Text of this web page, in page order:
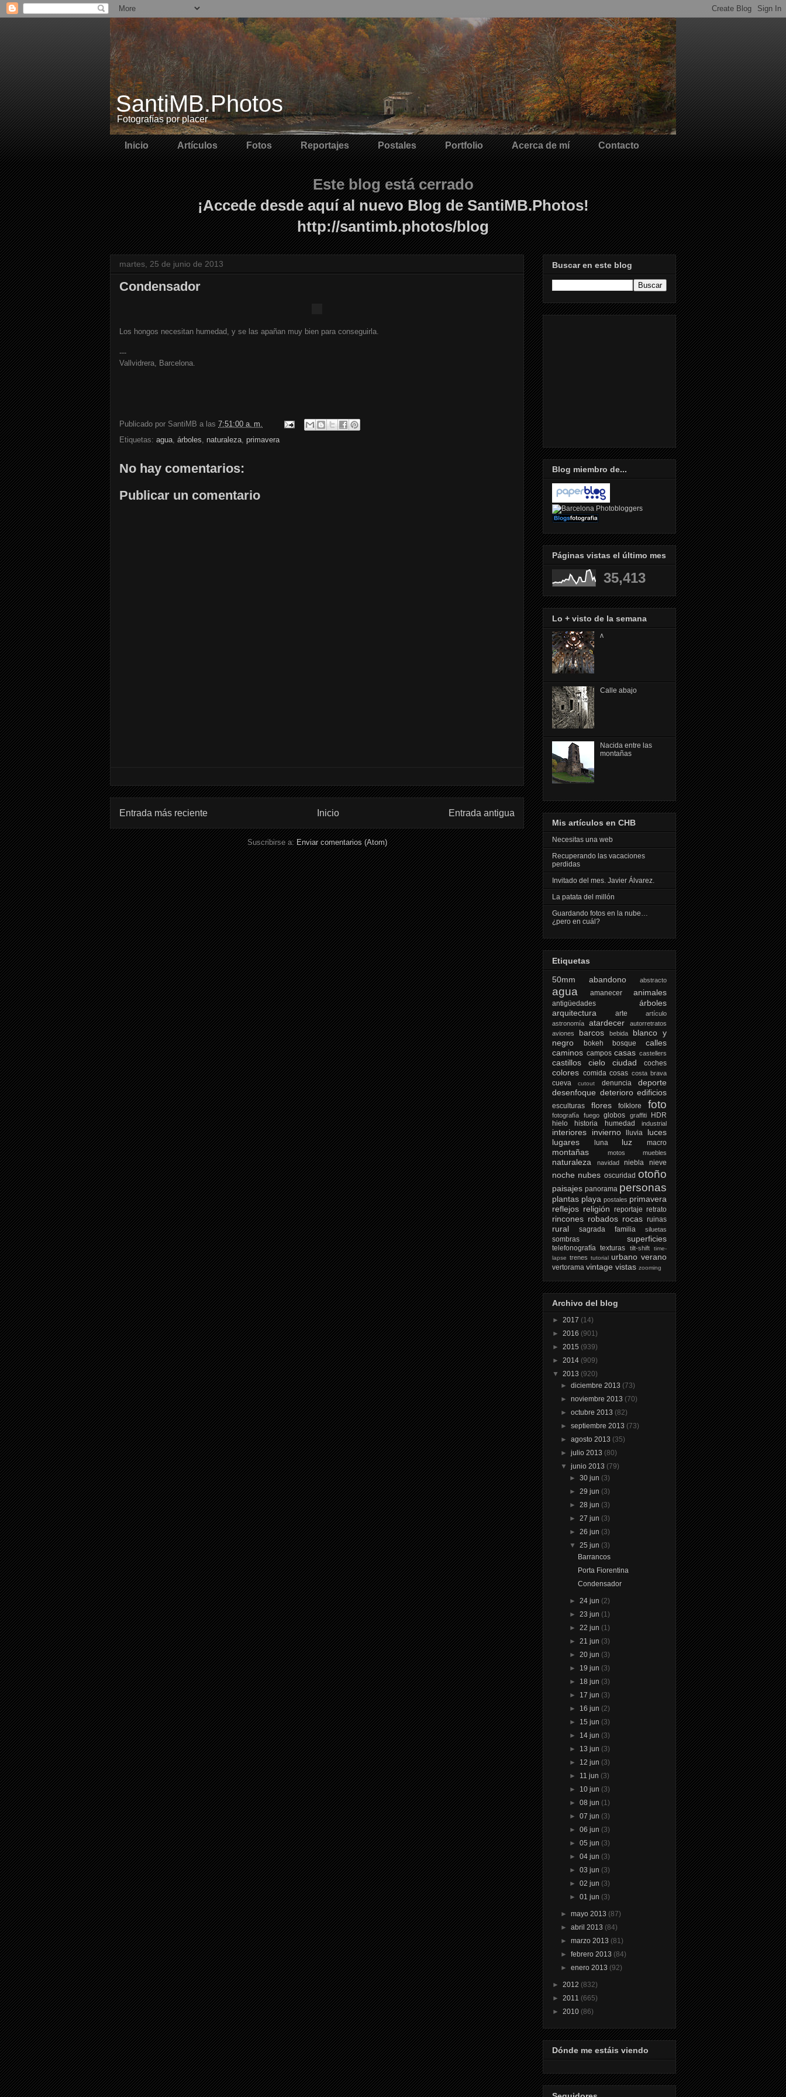
SantiMB.Photos
Fotografías por placer
Inicio Artículos Fotos Reportajes Postales Portfolio Acerca de mí Contacto
Este blog está cerrado
¡Accede desde aquí al nuevo Blog de SantiMB.Photos!
http://santimb.photos/blog
martes, 25 de junio de 2013
Condensador
Los hongos necesitan humedad, y se las apañan muy bien para conseguirla.
---
Vallvidrera, Barcelona.
Publicado por SantiMB a las 7:51:00 a. m.
Etiquetas: agua, árboles, naturaleza, primavera
No hay comentarios:
Publicar un comentario
Entrada más reciente Entrada antigua
Inicio
Suscribirse a:Enviar comentarios (Atom)
Buscar en este blog
Blog miembro de...
Páginas vistas el último mes
35,413
Lo + visto de la semana
ᴧ
Calle abajo
Nacida entre las
montañas
Mis artículos en CHB
Necesitas una web
Recuperando las vacaciones
perdidas
Invitado del mes. Javier Álvarez.
La patata del millón
Guardando fotos en la nube…
¿pero en cuál?
Etiquetas
50mm
abandono abstracto
agua amanecer animales
antigüedades
árboles
arquitectura
arte
artículo
astronomía
atardecer
autorretratos
aviones
barcos bebida
blanco y
negro
bokeh bosque
calles
caminos campos casas castellers
castillos cielo ciudad coches
colores comida cosas costa brava
cueva cutout denuncia
deporte
desenfoque deterioro edificios
esculturas flores folklore foto
fotografía fuego globos graffiti
HDR
hielo
historia humedad industrial
interiores invierno lluvia
luces
lugares
luna luz macro
montañas motos muebles
naturaleza navidad niebla nieve
noche nubes oscuridad otoño
paisajes panorama personas
plantas playa postales primavera
reflejos religión reportaje retrato
rincones robados rocas ruinas
rural sagrada familia siluetas
sombras superficies
telefonografía texturas tilt-shift
time-
lapse trenes tutorial urbano verano
vertorama vintage vistas zooming
Archivo del blog
► 2017 (14)
► 2016 (901)
► 2015 (939)
► 2014 (909)
▼ 2013 (920)
►diciembre 2013 (73)
►noviembre 2013 (70)
►octubre 2013 (82)
►septiembre 2013 (73)
►agosto 2013 (35)
►julio 2013 (80)
▼junio 2013 (79)
► 30 jun (3)
► 29 jun (3)
► 28 jun (3)
► 27 jun (3)
► 26 jun (3)
▼ 25 jun (3)
Barrancos
Porta Fiorentina
Condensador
► 24 jun (2)
► 23 jun (1)
► 22 jun (1)
► 21 jun (3)
► 20 jun (3)
► 19 jun (3)
► 18 jun (3)
► 17 jun (3)
► 16 jun (2)
► 15 jun (3)
► 14 jun (3)
► 13 jun (3)
► 12 jun (3)
► 11 jun (3)
► 10 jun (3)
► 08 jun (1)
► 07 jun (3)
► 06 jun (3)
► 05 jun (3)
► 04 jun (3)
► 03 jun (3)
► 02 jun (3)
► 01 jun (3)
►mayo 2013 (87)
►abril 2013 (84)
►marzo 2013 (81)
►febrero 2013 (84)
►enero 2013 (92)
► 2012 (832)
► 2011 (665)
► 2010 (86)
Dónde me estáis viendo